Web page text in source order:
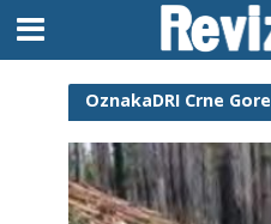
OznakaDRI Crne Gore